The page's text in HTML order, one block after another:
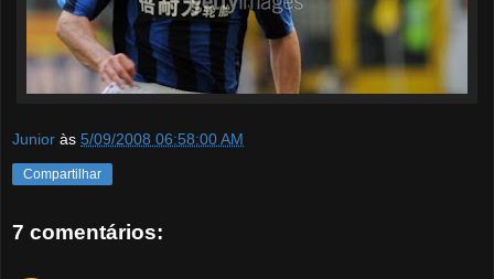
Junior às 5/09/2008 06:58:00 AM
Compartilhar
7 comentários: